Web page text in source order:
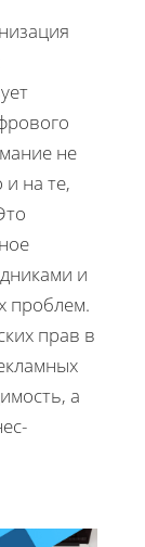
не
на те,
и
проблем.
прав в
а